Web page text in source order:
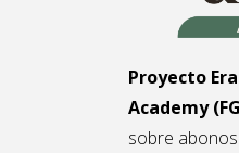
Proyecto
Academy
sobre